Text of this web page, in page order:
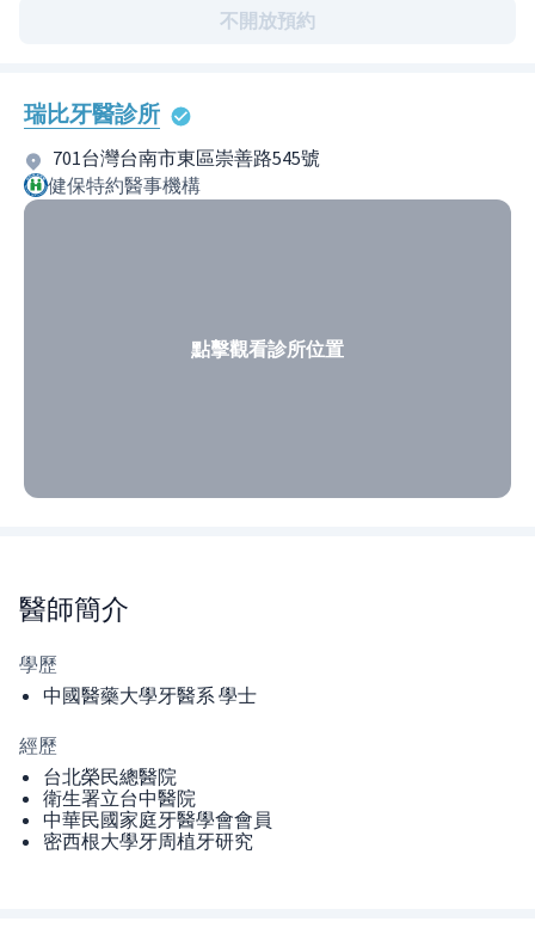
不開放預約
瑞比牙醫診所
701台灣台南市東區崇善路545號
健保特約醫事機構
點擊觀看診所位置
醫師簡介
學歷
中國醫藥大學牙醫系 學士
經歷
台北榮民總醫院
衛生署立台中醫院
中華民國家庭牙醫學會會員
密西根大學牙周植牙研究